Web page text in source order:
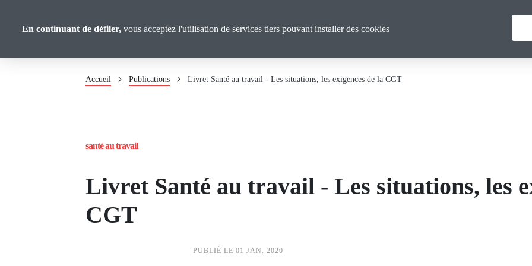
Propositions
principal
Accueil Publications Livret Santé au travail - Les situations, les exigences de la CGT
santé au travail
Livret Santé au travail - Les situations, les
CGT
PUBLIÉ LE 01 JAN. 2020
En continuant de défiler, vous acceptez l'utilisation de services tiers pouvant installer des cookies